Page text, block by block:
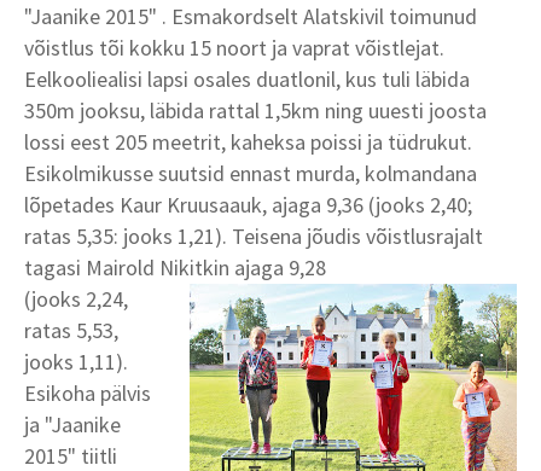
"Jaanike 2015" . Esmakordselt Alatskivil toimunud
võistlus tõi kokku 15 noort ja vaprat võistlejat.
Eelkooliealisi lapsi osales duatlonil, kus tuli läbida
350m jooksu, läbida rattal 1,5km ning uuesti joosta
lossi eest 205 meetrit, kaheksa poissi ja tüdrukut.
Esikolmikusse suutsid ennast murda, kolmandana
lõpetades Kaur Kruusaauk, ajaga 9,36 (jooks 2,40;
ratas 5,35: jooks 1,21). Teisena jõudis võistlusrajalt
tagasi Mairold Nikitkin ajaga 9,28
(jooks 2,24,
ratas 5,53,
jooks 1,11).
Esikoha pälvis
ja "Jaanike
2015" tiitli